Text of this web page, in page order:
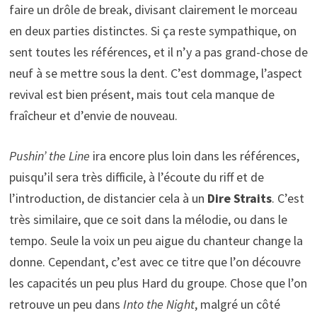
faire un drôle de break, divisant clairement le morceau
en deux parties distinctes. Si ça reste sympathique, on
sent toutes les références, et il n’y a pas grand-chose de
neuf à se mettre sous la dent. C’est dommage, l’aspect
revival est bien présent, mais tout cela manque de
fraîcheur et d’envie de nouveau.
Pushin’ the Line ira encore plus loin dans les références,
puisqu’il sera très difficile, à l’écoute du riff et de
l’introduction, de distancier cela à un Dire Straits. C’est
très similaire, que ce soit dans la mélodie, ou dans le
tempo. Seule la voix un peu aigue du chanteur change la
donne. Cependant, c’est avec ce titre que l’on découvre
les capacités un peu plus Hard du groupe. Chose que l’on
retrouve un peu dans Into the Night, malgré un côté